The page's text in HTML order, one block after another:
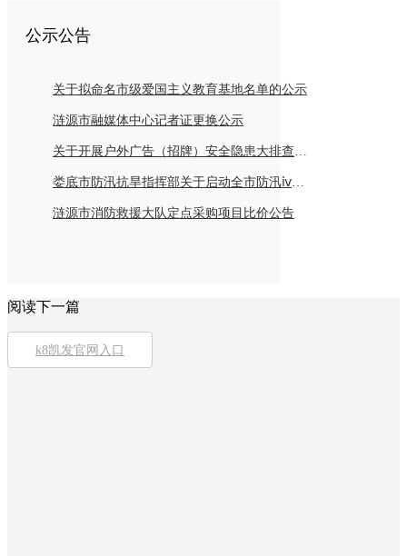
公示公告
关于拟命名市级爱国主义教育基地名单的公示
涟源市融媒体中心记者证更换公示
关于开展户外广告（招牌）安全隐患大排查倡议书
娄底市防汛抗旱指挥部关于启动全市防汛ⅳ级应急响应的紧急通知
涟源市消防救援大队定点采购项目比价公告
阅读下一篇
k8凯发官网入口